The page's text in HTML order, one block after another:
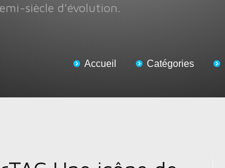
siècle d'évolution.
Accueil Catégories